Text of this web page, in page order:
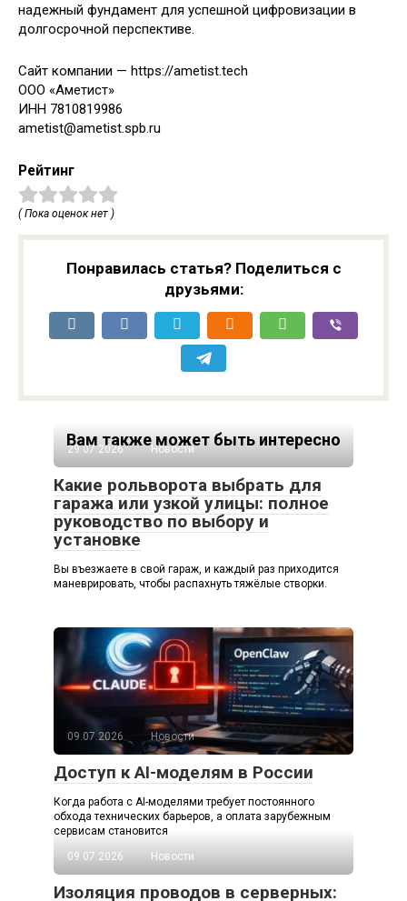
надежный фундамент для успешной цифровизации в
долгосрочной перспективе.
Сайт компании — https://ametist.tech
ООО «Аметист»
ИНН 7810819986
ametist@ametist.spb.ru
Рейтинг
( Пока оценок нет )
Понравилась статья? Поделиться с
друзьями:
Вам также может быть интересно
29.07.2026 Новости
Какие рольворота выбрать для
гаража или узкой улицы: полное
руководство по выбору и
установке
Вы въезжаете в свой гараж, и каждый раз приходится
маневрировать, чтобы распахнуть тяжёлые створки.
09.07.2026 Новости
Доступ к AI-моделям в России
Когда работа с AI-моделями требует постоянного
обхода технических барьеров, а оплата зарубежным
сервисам становится
09.07.2026
Новости
Изоляция проводов в серверных: